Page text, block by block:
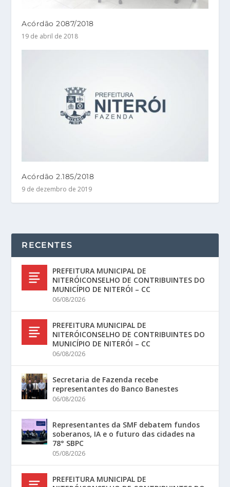
Acórdão 2087/2018
19 de abril de 2018
Acórdão 2.185/2018
9 de dezembro de 2019
RECENTES
PREFEITURA MUNICIPAL DE
NITERÓICONSELHO DE CONTRIBUINTES DO
MUNICÍPIO DE NITERÓI – CC
06/08/2026
PREFEITURA MUNICIPAL DE
NITERÓICONSELHO DE CONTRIBUINTES DO
MUNICÍPIO DE NITERÓI – CC
06/08/2026
Secretaria de Fazenda recebe
representantes do Banco Banestes
06/08/2026
Representantes da SMF debatem fundos
soberanos, IA e o futuro das cidades na
78° SBPC
05/08/2026
PREFEITURA MUNICIPAL DE